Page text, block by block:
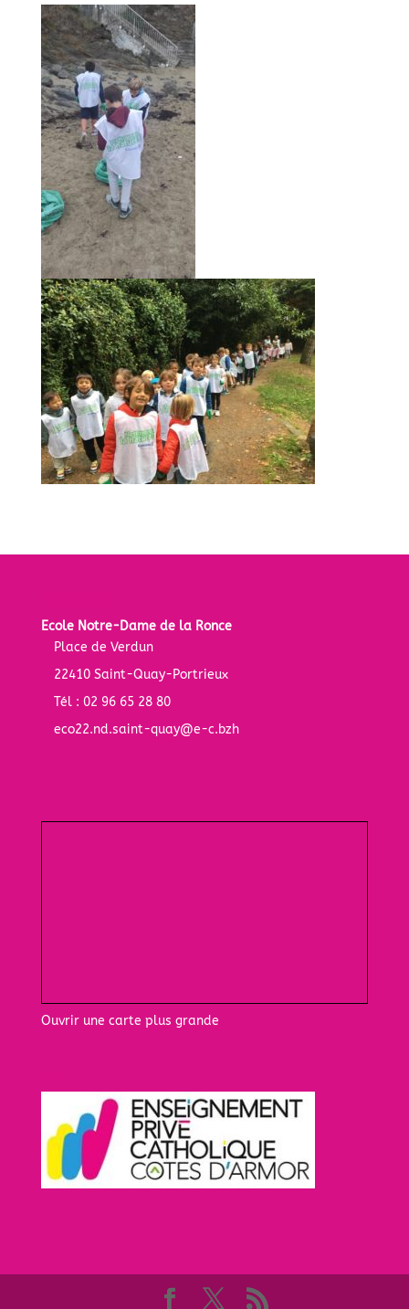
Ecole Notre-Dame de la Ronce
Place de Verdun
22410 Saint-Quay-Portrieux
Tél : 02 96 65 28 80
eco22.nd.saint-quay@e-c.bzh
Ouvrir une carte plus grande